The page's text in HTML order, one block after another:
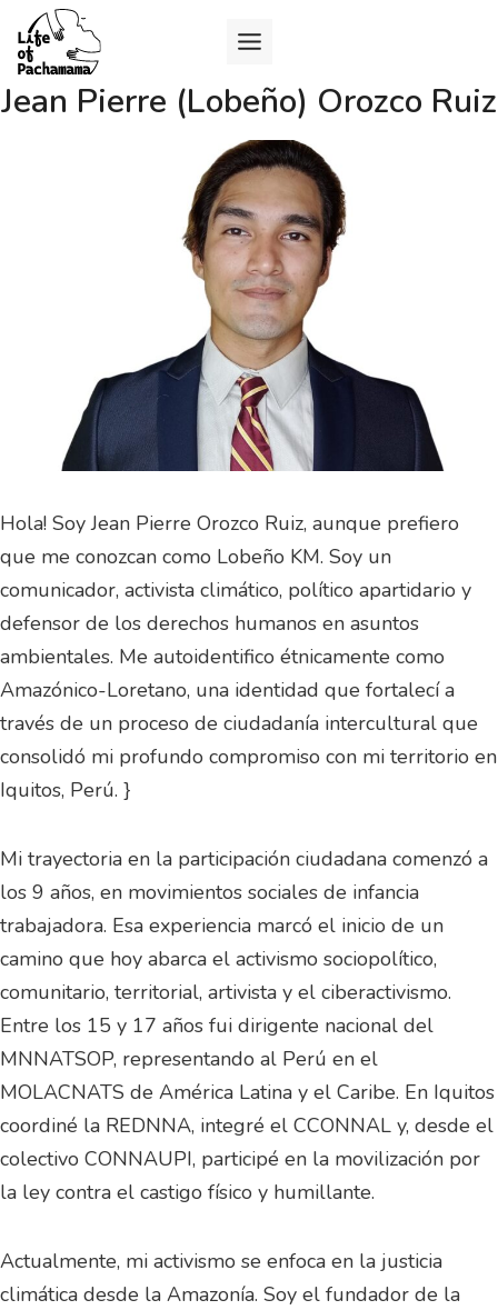
Jean Pierre (Lobeño) Orozco Ruiz
Hola! Soy Jean Pierre Orozco Ruiz, aunque prefiero
que me conozcan como Lobeño KM. Soy un
comunicador, activista climático, político apartidario y
defensor de los derechos humanos en asuntos
ambientales. Me autoidentifico étnicamente como
Amazónico-Loretano, una identidad que fortalecí a
través de un proceso de ciudadanía intercultural que
consolidó mi profundo compromiso con mi territorio en
Iquitos, Perú. }
Mi trayectoria en la participación ciudadana comenzó a
los 9 años, en movimientos sociales de infancia
trabajadora. Esa experiencia marcó el inicio de un
camino que hoy abarca el activismo sociopolítico,
comunitario, territorial, artivista y el ciberactivismo.
Entre los 15 y 17 años fui dirigente nacional del
MNNATSOP, representando al Perú en el
MOLACNATS de América Latina y el Caribe. En Iquitos
coordiné la REDNNA, integré el CCONNAL y, desde el
colectivo CONNAUPI, participé en la movilización por
la ley contra el castigo físico y humillante.
Actualmente, mi activismo se enfoca en la justicia
climática desde la Amazonía. Soy el fundador de la